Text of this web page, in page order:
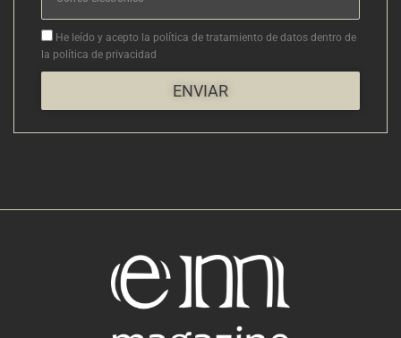
Aceptacion
He leído y acepto la política de tratamiento de datos dentro de
la política de privacidad
ENVIAR